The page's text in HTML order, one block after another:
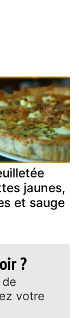
jaunes,
et sauge
?
de
votre